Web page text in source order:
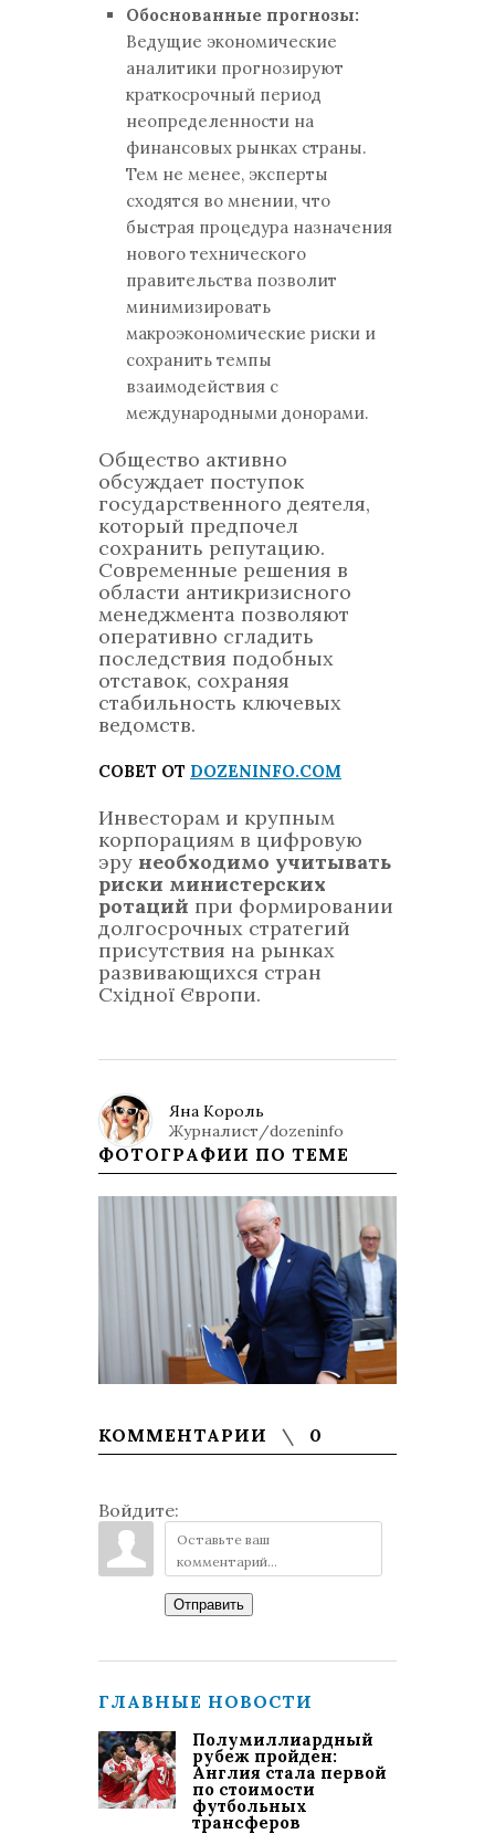
Обоснованные прогнозы:
Ведущие экономические
аналитики прогнозируют
краткосрочный период
неопределенности на
финансовых рынках страны.
Тем не менее, эксперты
сходятся во мнении, что
быстрая процедура назначения
нового технического
правительства позволит
минимизировать
макроэкономические риски и
сохранить темпы
взаимодействия с
международными донорами.
Общество активно
обсуждает поступок
государственного деятеля,
который предпочел
сохранить репутацию.
Современные решения в
области антикризисного
менеджмента позволяют
оперативно сгладить
последствия подобных
отставок, сохраняя
стабильность ключевых
ведомств.
СОВЕТ ОТ DOZENINFO.COM
Инвесторам и крупным
корпорациям в цифровую
эру необходимо учитывать
риски министерских
ротаций при формировании
долгосрочных стратегий
присутствия на рынках
развивающихся стран
Східної Європи.
Яна Король
Журналист/dozeninfo
ФОТОГРАФИИ ПО ТЕМЕ
КОММЕНТАРИИ 0
Войдите:
Отправить
ГЛАВНЫЕ НОВОСТИ
Полумиллиардный
рубеж пройден:
Англия стала первой
по стоимости
футбольных
трансферов